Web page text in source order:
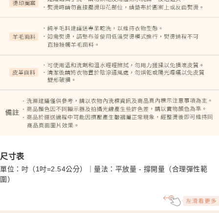
尺寸表
單位：吋（1吋=2.54公分）｜量法：平放量 - 撐開量（合理彈性範
圍）